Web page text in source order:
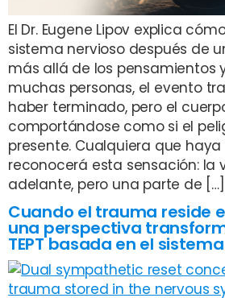
El Dr. Eugene Lipov explica
sistema nervioso después de
más allá de los pensamientos
muchas personas, el evento
haber terminado, pero el
comportándose como si el
presente. Cualquiera que
reconocerá esta sensación: la
adelante, pero una parte de […]
Cuando el trauma reside
una perspectiva
TEPT basada en el